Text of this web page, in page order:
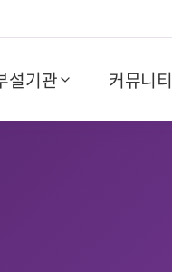
설기관 커뮤니티